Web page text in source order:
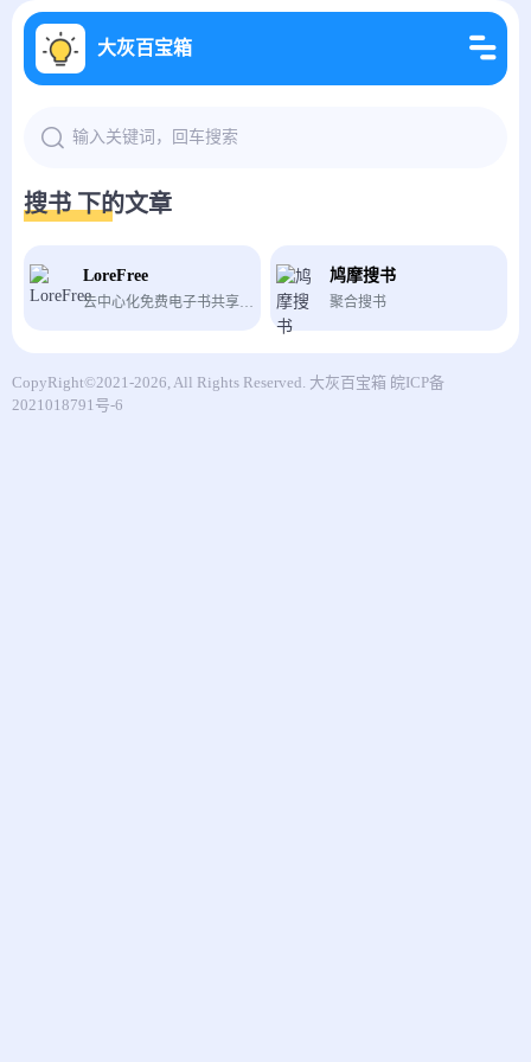
大灰百宝箱
搜书 下的文章
LoreFree
去中心化免费电子书共享社区
鸠摩搜书
聚合搜书
CopyRight©2021-2026, All Rights Reserved. 大灰百宝箱 皖ICP备
2021018791号-6